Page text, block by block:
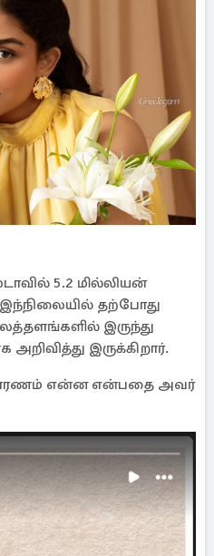
5.2 மில்லியன்
இந்நிலையில் தற்போது
இருந்து
இருக்கிறார்.
என்ன என்பதை அவர்